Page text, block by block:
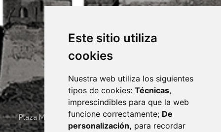
Este sitio utiliza
cookies
Nuestra web utiliza los siguientes
tipos de cookies: Técnicas,
imprescindibles para que la web
funcione correctamente; De
personalización, para recordar
Plaza Mayor 4 22400 MONZÓN - ARAGÓN (ESPAÑA)
· (34) 974 400 700 ·